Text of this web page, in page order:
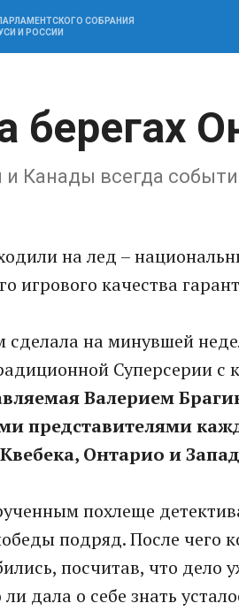
СОБРАНИЯ
И РОССИИ
берегах
Канады всегда
на лед –
игрового качества
на минувшей
Суперсерии с
Валерием
представителями
Онтарио и
похлеще
подряд. После чего
посчитав, что дело
дала о себе знать